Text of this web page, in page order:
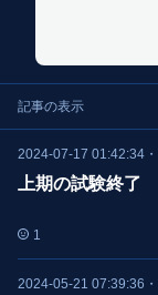
記事の表示
2024-07-17 01:42:34 ・
上期の試験終了
1
2024-05-21 07:39:36 ・